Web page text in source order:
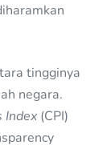
tingginya
negara.
Index (CPI)